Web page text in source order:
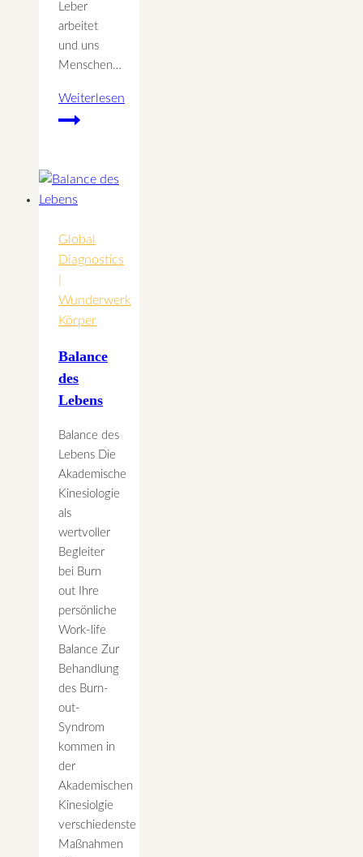
Leber
arbeitet
und uns
Menschen…
Weiterlesen
Die
der
Leberwickel
Global
Diagnostics
Wunderwerk
Körper
Balance
des
Lebens
Balance des
Lebens Die
Akademische
Kinesiologie
als
wertvoller
Begleiter
bei Burn
out Ihre
persönliche
Work-life
Balance Zur
Behandlung
des Burn-
out-
Syndrom
kommen in
der
Akademischen
Kinesiolgie
verschiedenste
Maßnahmen